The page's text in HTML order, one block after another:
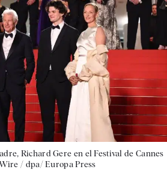
Richard Gere en el Festival de Cannes
/ dpa/ Europa Press